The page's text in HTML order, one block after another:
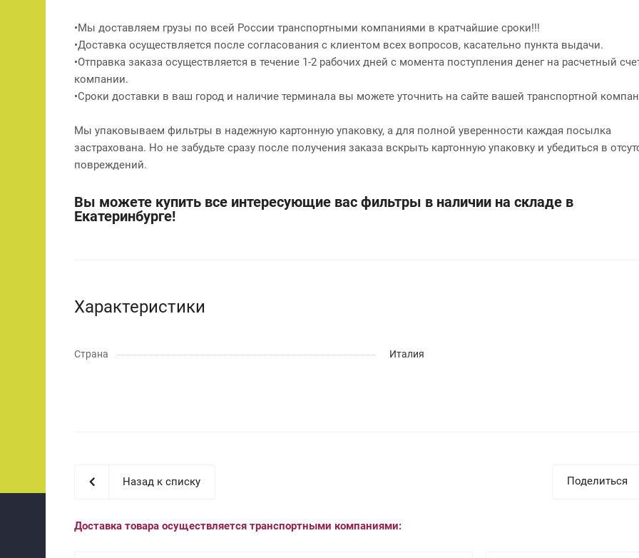
•Мы доставляем грузы по всей России транспортными компаниями в кратчайшие сроки!!!
•Доставка осуществляется после согласования с клиентом всех вопросов, касательно пункта выдачи.
•Отправка заказа осуществляется в течение 1-2 рабочих дней с момента поступления денег на расчетный
компании.
•Сроки доставки в ваш город и наличие терминала вы можете уточнить на сайте вашей транспортной
Мы упаковываем фильтры в надежную картонную упаковку, а для полной уверенности каждая посылка
застрахована. Но не забудьте сразу после получения заказа вскрыть картонную упаковку и убедиться в
повреждений.
Вы можете купить все интересующие вас фильтры в наличии на складе в
Екатеринбурге!
Характеристики
Страна Италия
Поделиться
Назад к списку
Доставка товара осуществляется транспортными компаниями: